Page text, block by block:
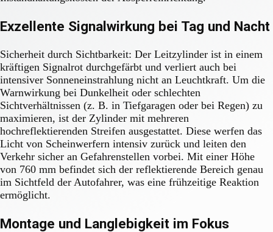
Exzellente Signalwirkung bei Tag und Nacht
Sicherheit durch Sichtbarkeit: Der Leitzylinder ist in einem
kräftigen Signalrot durchgefärbt und verliert auch bei
intensiver Sonneneinstrahlung nicht an Leuchtkraft. Um die
Warnwirkung bei Dunkelheit oder schlechten
Sichtverhältnissen (z. B. in Tiefgaragen oder bei Regen) zu
maximieren, ist der Zylinder mit mehreren
hochreflektierenden Streifen ausgestattet. Diese werfen das
Licht von Scheinwerfern intensiv zurück und leiten den
Verkehr sicher an Gefahrenstellen vorbei. Mit einer Höhe
von 760 mm befindet sich der reflektierende Bereich genau
im Sichtfeld der Autofahrer, was eine frühzeitige Reaktion
ermöglicht.
Montage und Langlebigkeit im Fokus